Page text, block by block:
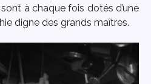
à chaque fois dotés d’une
digne des grands maîtres.